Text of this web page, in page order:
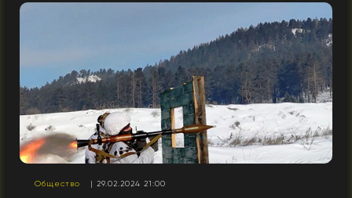
Общество | 29.02.2024 21:00